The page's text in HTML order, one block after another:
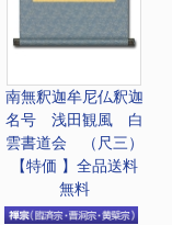
南無釈迦牟尼仏釈迦
名号 浅田観風 白
雲書道会 （尺三）
【特価 】全品送料
無料